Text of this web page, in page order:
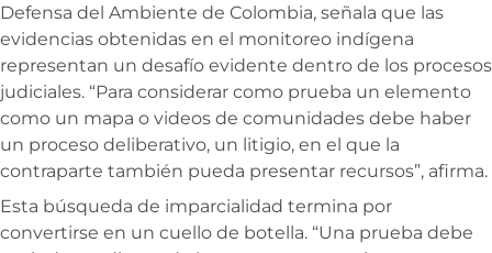
Defensa del Ambiente de Colombia, señala que las
evidencias obtenidas en el monitoreo indígena
representan un desafío evidente dentro de los procesos
judiciales. “Para considerar como prueba un elemento
como un mapa o videos de comunidades debe haber
un proceso deliberativo, un litigio, en el que la
contraparte también pueda presentar recursos”, afirma.
Esta búsqueda de imparcialidad termina por
convertirse en un cuello de botella. “Una prueba debe